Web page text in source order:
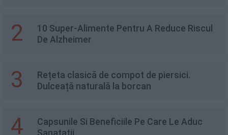
2
10 Super-Alimente Pentru A Reduce Riscul
De Alzheimer
3
Rețeta clasică de compot de piersici.
Dulceață naturală la borcan
4
Capsunile Si Beneficiile Pe Care Le Aduc
Sanatatii